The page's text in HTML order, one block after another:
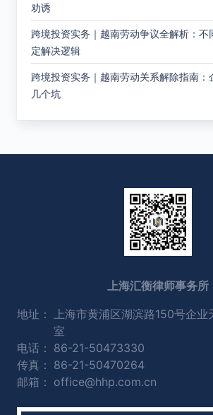
劝诱
跨境投资实务｜越南劳动争议全解析：不
定解决逻辑
跨境投资实务｜越南劳动关系解除指南：
几个坑
上海汇衡律师事务所
地址：
上海市黄浦区湖滨路150号企
室
电话： 86-21-50473330
传真： 86-21-50470264
邮箱： office@hhp.com.cn